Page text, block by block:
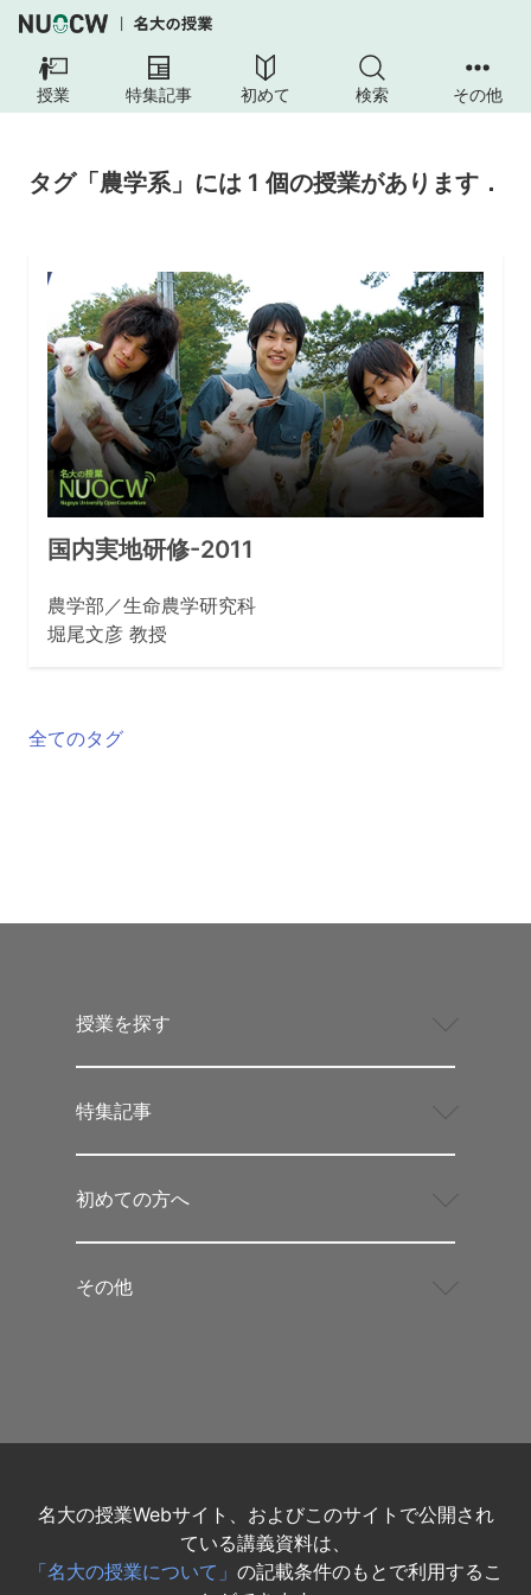
授業 特集記事 初めて 検索 その他
タグ「農学系」には 1 個の授業があります．
国内実地研修-2011
農学部／生命農学研究科
堀尾文彦 教授
全てのタグ
授業を探す
特集記事
初めての方へ
その他
名大の授業Webサイト、およびこのサイトで公開され
ている講義資料は、
「名大の授業について」 の記載条件のもとで利用するこ